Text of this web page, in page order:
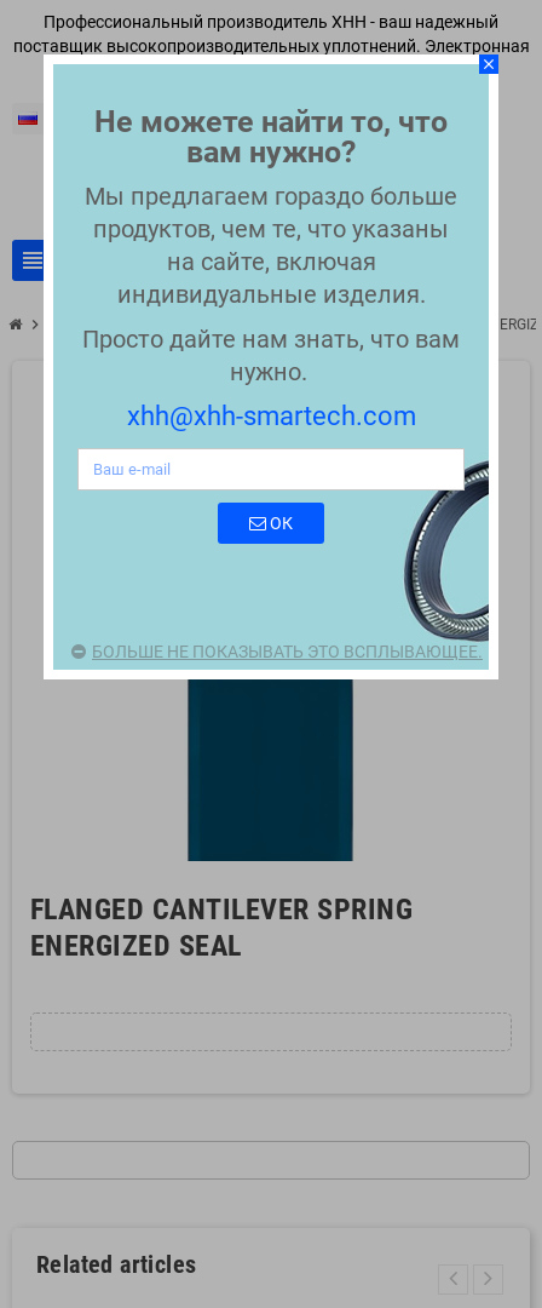
Профессиональный производитель XHH - ваш надежный
поставщик высокопроизводительных уплотнений. Электронная
почта:xhh@xhh-smartech.com
Русский
view_headline
chevron_right FLANGED CANTILEVER SPRING
FLANGED CANTILEVER SPRING
ENERGIZED SEAL
Related articles
close
Не можете найти то, что
вам нужно?
Мы предлагаем гораздо больше
продуктов, чем те, что указаны
на сайте, включая
индивидуальные изделия.
Просто дайте нам знать, что вам
нужно.
xhh@xhh-smartech.com
ОК
БОЛЬШЕ НЕ ПОКАЗЫВАТЬ ЭТО ВСПЛЫВАЮЩЕЕ.